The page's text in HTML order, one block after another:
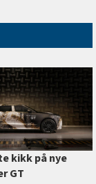
kikk på nye
GT